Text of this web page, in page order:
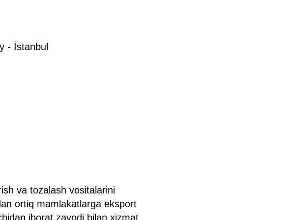
- İstanbul
va tozalash vositalarini
ortiq mamlakatlarga eksport
iborat zavodi bilan xizmat